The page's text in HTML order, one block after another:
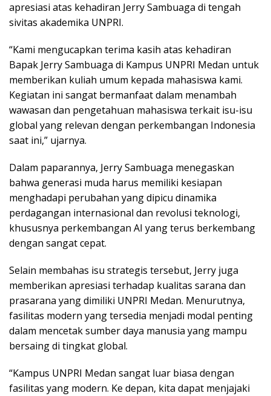
apresiasi atas kehadiran Jerry Sambuaga di tengah
sivitas akademika UNPRI.
“Kami mengucapkan terima kasih atas kehadiran
Bapak Jerry Sambuaga di Kampus UNPRI Medan untuk
memberikan kuliah umum kepada mahasiswa kami.
Kegiatan ini sangat bermanfaat dalam menambah
wawasan dan pengetahuan mahasiswa terkait isu-isu
global yang relevan dengan perkembangan Indonesia
saat ini,” ujarnya.
Dalam paparannya, Jerry Sambuaga menegaskan
bahwa generasi muda harus memiliki kesiapan
menghadapi perubahan yang dipicu dinamika
perdagangan internasional dan revolusi teknologi,
khususnya perkembangan AI yang terus berkembang
dengan sangat cepat.
Selain membahas isu strategis tersebut, Jerry juga
memberikan apresiasi terhadap kualitas sarana dan
prasarana yang dimiliki UNPRI Medan. Menurutnya,
fasilitas modern yang tersedia menjadi modal penting
dalam mencetak sumber daya manusia yang mampu
bersaing di tingkat global.
“Kampus UNPRI Medan sangat luar biasa dengan
fasilitas yang modern. Ke depan, kita dapat menjajaki